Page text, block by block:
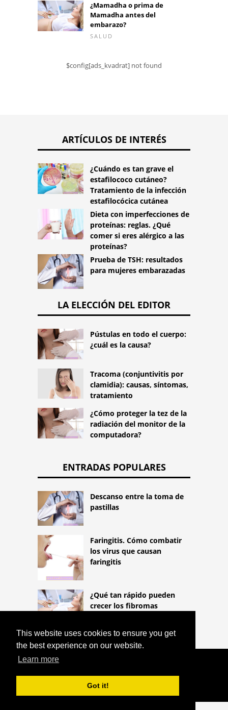
This website uses cookies to ensure you get
the best experience on our website.
Learn more
Got it!
¿Mamadha o prima de
Mamadha antes del
embarazo?
SALUD
$config[ads_kvadrat] not found
ARTÍCULOS DE INTERÉS
¿Cuándo es tan grave el
estafilococo cutáneo?
Tratamiento de la infección
estafilocócica cutánea
Dieta con imperfecciones de
proteínas: reglas. ¿Qué
comer si eres alérgico a las
proteínas?
Prueba de TSH: resultados
para mujeres embarazadas
LA ELECCIÓN DEL EDITOR
Pústulas en todo el cuerpo:
¿cuál es la causa?
Tracoma (conjuntivitis por
clamidia): causas, síntomas,
tratamiento
¿Cómo proteger la tez de la
radiación del monitor de la
computadora?
ENTRADAS POPULARES
Descanso entre la toma de
pastillas
Faringitis. Cómo combatir
los virus que causan
faringitis
¿Qué tan rápido pueden
crecer los fibromas
HTTPS://LIFESTYLEMED.NET